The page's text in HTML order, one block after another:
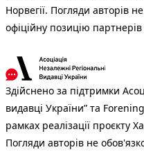
Норвегії. Погляди авторів
офіційну позицію
Здійснено за підтримки
видавці України” та
рамках реалізації проєкту
Погляди авторів не